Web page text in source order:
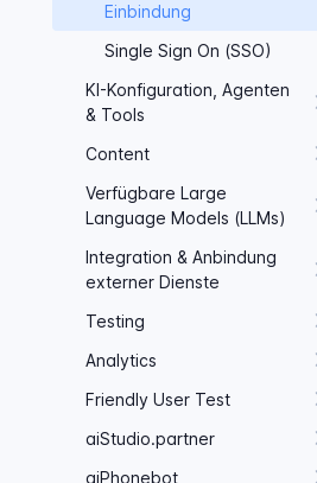
Einbindung
Single Sign On (SSO)
KI-​Konfiguration, Agenten
& Tools
Content
Verfügbare Large
Language Models (LL​Ms)
Integration & Anbindung
externer Dienste
Testing
Analytics
Friendly User Test
ai​Studio.​partner
ai​Phonebot